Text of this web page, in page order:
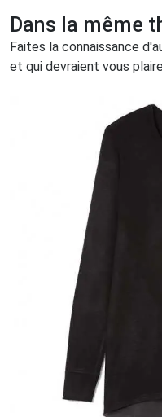
Dans la même
Faites la connaissance
et qui devraient vous